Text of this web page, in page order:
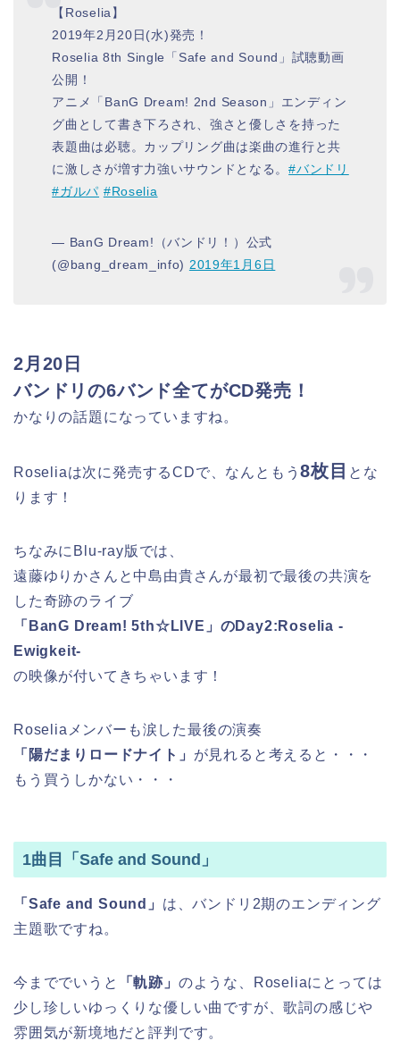
【Roselia】
2019年2月20日(水)発売！
Roselia 8th Single「Safe and Sound」試聴動画
公開！
アニメ「BanG Dream! 2nd Season」エンディン
グ曲として書き下ろされ、強さと優しさを持った
表題曲は必聴。カップリング曲は楽曲の進行と共
に激しさが増す力強いサウンドとなる。#バンドリ
#ガルパ #Roselia
— BanG Dream!（バンドリ！）公式
(@bang_dream_info) 2019年1月6日
2月20日
バンドリの6バンド全てがCD発売！
かなりの話題になっていますね。
Roseliaは次に発売するCDで、なんともう8枚目 とな
ります！
ちなみにBlu-ray版では、
遠藤ゆりかさんと中島由貴さんが最初で最後の共演を
した奇跡のライブ
「BanG Dream! 5th☆LIVE」のDay2:Roselia -
Ewigkeit-
の映像が付いてきちゃいます！
Roseliaメンバーも涙した最後の演奏
「陽だまりロードナイト」 が見れると考えると・・・
もう買うしかない・・・
1曲目「Safe and Sound」
「Safe and Sound」 は、バンドリ2期のエンディング
主題歌ですね。
今まででいうと 「軌跡」 のような、Roseliaにとっては
少し珍しいゆっくりな優しい曲ですが、歌詞の感じや
雰囲気が新境地だと評判です。